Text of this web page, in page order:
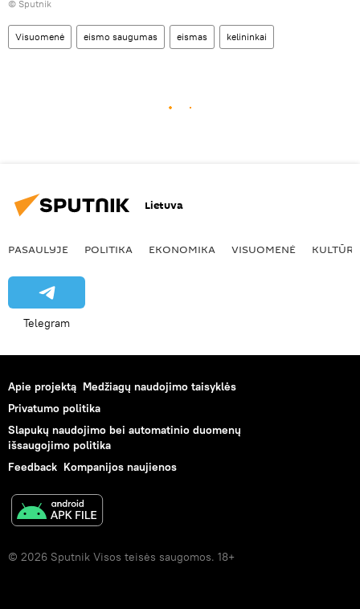
© Sputnik
Visuomenė eismo saugumas eismas kelininkai
Lietuva
PASAULYJE POLITIKA EKONOMIKA VISUOMENĖ KULTŪRA
Telegram
Apie projektą Medžiagų naudojimo taisyklės
Privatumo politika
Slapukų naudojimo bei automatinio duomenų
išsaugojimo politika
Feedback Kompanijos naujienos
© 2026 Sputnik Visos teisės saugomos. 18+